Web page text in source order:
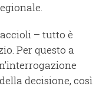
– tutto è
Per questo a
decisione, così